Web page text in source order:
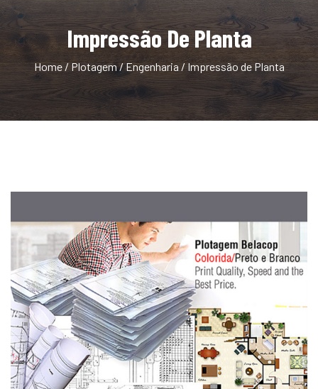
Impressão De Planta
Home/Plotagem / Engenharia/ Impressão de Planta